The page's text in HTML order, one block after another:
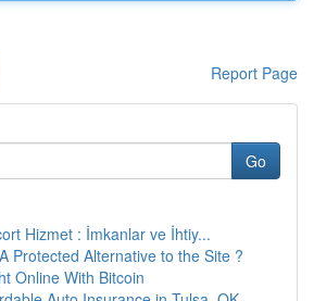
Report Page
Go
Hizmet : İmkanlar ve İhtiy...
Protected Alternative to the Site ?
Online With Bitcoin